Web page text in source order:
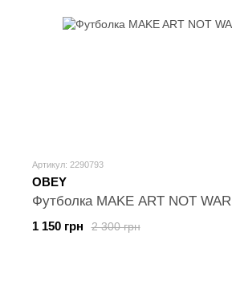
Артикул: 2290793
OBEY
Футболка MAKE ART NOT WAR
2 300 грн
1 150 грн